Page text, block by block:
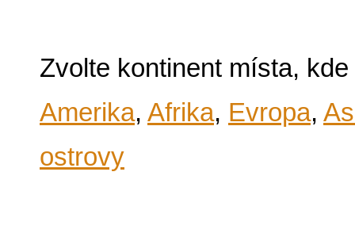
Zvolte kontinent místa,
Amerika, Afrika, Evropa,
ostrovy